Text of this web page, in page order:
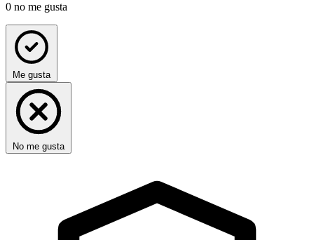
0 no me gusta
Me gusta
No me gusta